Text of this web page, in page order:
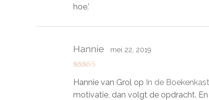
hoe.’
5uit 5
Hannie mei 22, 2019
Hannie van Grol op In de Boekenkast
motivatie, dan volgt de opdracht.